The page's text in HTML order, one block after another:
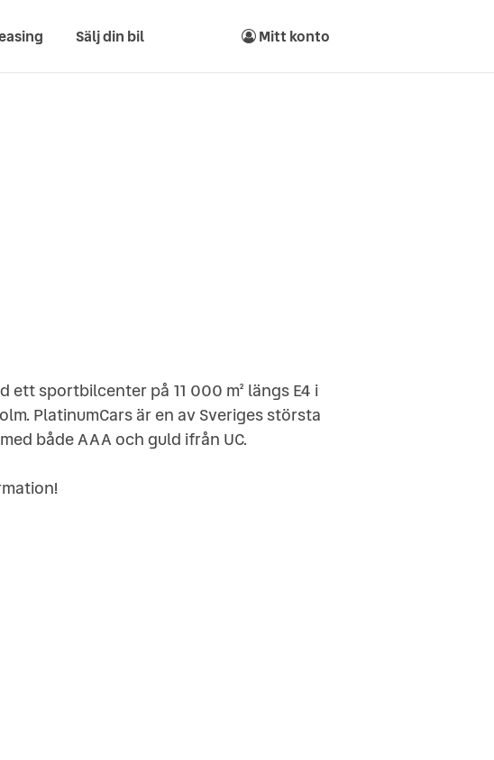
Sälj din bil Mitt konto
ett sportbilcenter på 11 000 m² längs E4 i
PlatinumCars är en av Sveriges största
både AAA och guld ifrån UC.